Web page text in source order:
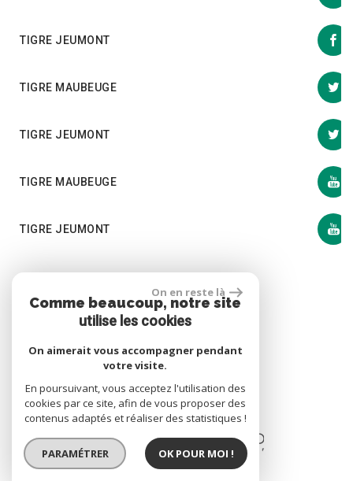
TIGRE JEUMONT
TIGRE MAUBEUGE
TIGRE JEUMONT
TIGRE MAUBEUGE
TIGRE JEUMONT
Se connecter
Espace propriétaire
site réalisé par
On en reste là
Comme beaucoup, notre site
utilise les cookies
On aimerait vous accompagner pendant
votre visite.
En poursuivant, vous acceptez l'utilisation des
cookies par ce site, afin de vous proposer des
contenus adaptés et réaliser des statistiques !
PARAMÉTRER OK POUR MOI !